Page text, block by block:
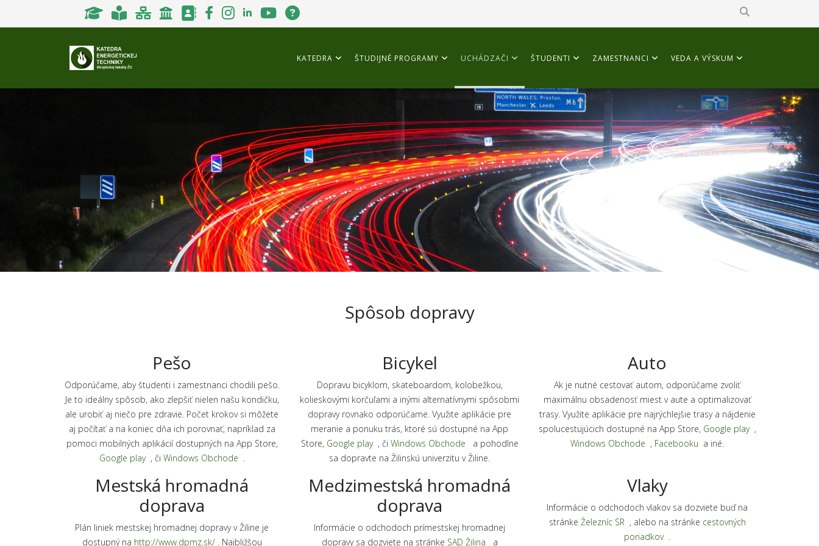
KATEDRA ŠTUDIJNÉ PROGRAMY UCHÁDZAČI ŠTUDENTI ZAMESTNANCI VEDA A VÝSKUM
Spôsob dopravy
Pešo
Odporúčame, aby študenti i zamestnanci chodili pešo.
Je to ideálny spôsob, ako zlepšiť nielen našu kondičku,
ale urobiť aj niečo pre zdravie. Počet krokov si môžete
aj počítať a na koniec dňa ich porovnať, napríklad za
pomoci mobilných aplikácií dostupných na App Store,
Google play , či Windows Obchode .
Bicykel
Dopravu bicyklom, skateboardom, kolobežkou,
kolieskovými korčuľami a inými alternatívnymi spôsobmi
dopravy rovnako odporúčame. Využite aplikácie pre
meranie a ponuku trás, ktoré sú dostupné na App
Store, Google play , či Windows Obchode
a pohodlne
sa dopravte na Žilinskú univerzitu v Žiline.
Auto
Ak je nutné cestovať autom, odporúčame zvoliť
maximálnu obsadenosť miest v aute a optimalizovať
trasy. Využite aplikácie pre najrýchlejšie trasy a nájdenie
spolucestujúcich dostupné na App Store, Google play ,
Windows Obchode , Facebooku a iné.
Mestská hromadná
doprava
Plán liniek mestskej hromadnej dopravy v Žiline je
dostupný na http://www.dpmz.sk/. Najbližšou
Medzimestská hromadná
doprava
Informácie o odchodoch prímestskej hromadnej
dopravy sa dozviete na stránke SAD Žilina a
Vlaky
Informácie o odchodoch vlakov sa dozviete buď na
stránke Železníc SR , alebo na stránke cestovných
poriadkov .